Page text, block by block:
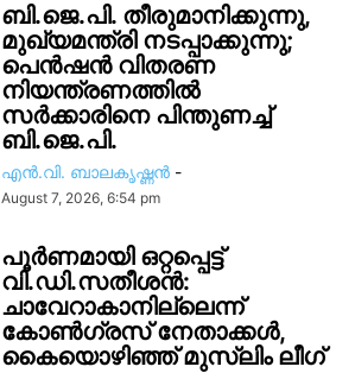
ബി.ജെ.പി. തീരുമാനിക്കുന്നു,
മുഖ്യമന്ത്രി നടപ്പാക്കുന്നു;
പെൻഷൻ വിതരണ
നിയന്ത്രണത്തിൽ
സ‍ർക്കാരിനെ പിന്തുണച്ച്
ബി.ജെ.പി.
എൻ.വി. ബാലകൃഷ്ണൻ -
August 7, 2026, 6:54 pm
പൂർണമായി ഒറ്റപ്പെട്ട്
വി.ഡി.സതീശൻ:
ചാവേറാകാനില്ലെന്ന്
കോൺഗ്രസ് നേതാക്കൾ,
കൈയൊഴിഞ്ഞ് മുസ്ലിം ലീഗ്